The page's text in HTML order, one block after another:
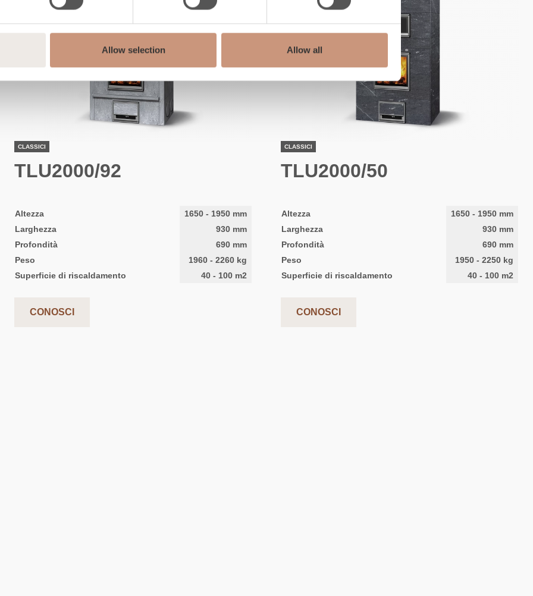
Allow selection Allow all
CLASSICI
TLU2000/92
Altezza 1650 - 1950mm
Larghezza
930mm
Profondità
690mm
Peso
1960 - 2260kg
Superficie di riscaldamento
40 - 100m2
CONOSCI
CLASSICI
TLU2000/50
Altezza 1650 - 1950mm
Larghezza
930mm
Profondità
690mm
Peso
1950 - 2250kg
Superficie di riscaldamento
40 - 100m2
CONOSCI